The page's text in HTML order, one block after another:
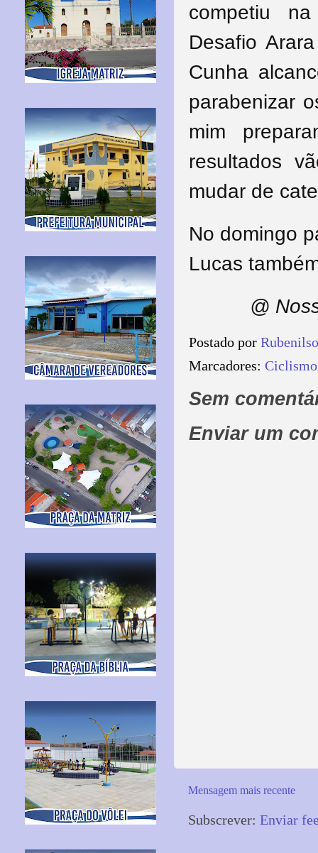
competiu
Desafio
Cunha
parabenizar
mim
resultados
mudar de
No domingo
Lucas
@
Postado por
Marcadores: Ciclismo
Sem
Enviar um
Mensagem mais recente
Subscrever: Enviar